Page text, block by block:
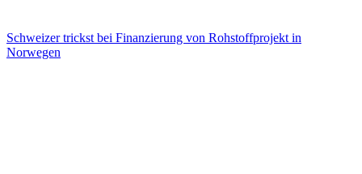
Schweizer trickst bei Finanzierung von Rohstoffprojekt in
Norwegen